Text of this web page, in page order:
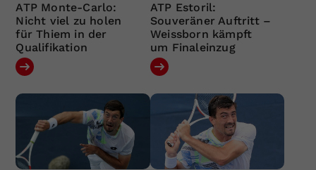
ATP Monte-Carlo:
Nicht viel zu holen
für Thiem in der
Qualifikation
ATP Estoril:
Souveräner Auftritt –
Weissborn kämpft
um Finaleinzug